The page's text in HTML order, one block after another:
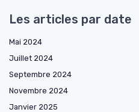
Les articles par date
Mai 2024
Juillet 2024
Septembre 2024
Novembre 2024
Janvier 2025